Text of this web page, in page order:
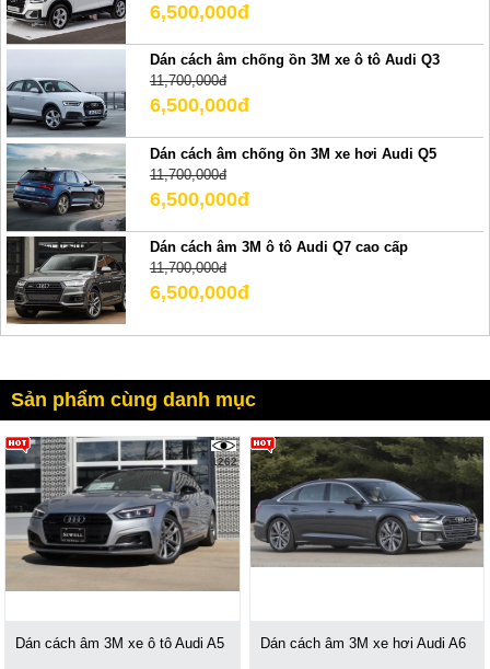
6,500,000đ
Dán cách âm chống ồn 3M xe ô tô Audi Q3
11,700,000đ
6,500,000đ
Dán cách âm chống ồn 3M xe hơi Audi Q5
11,700,000đ
6,500,000đ
Dán cách âm 3M ô tô Audi Q7 cao cấp
11,700,000đ
6,500,000đ
Sản phẩm cùng danh mục
1262
Dán cách âm 3M xe ô tô Audi A5 Dán cách âm 3M xe hơi Audi A6